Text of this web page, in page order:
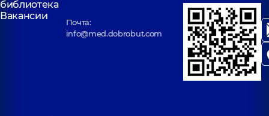
библиотека
Вакансии
Почта:
info@med.dobrobut.com